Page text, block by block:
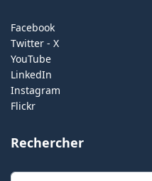
Facebook
Twitter - X
YouTube
LinkedIn
Instagram
Flickr
Rechercher